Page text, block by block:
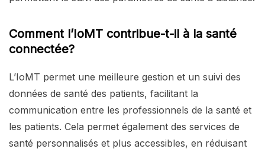
Comment l’IoMT contribue-t-il à la santé
connectée?
L’IoMT permet une meilleure gestion et un suivi des
données de santé des patients, facilitant la
communication entre les professionnels de la santé et
les patients. Cela permet également des services de
santé personnalisés et plus accessibles, en réduisant